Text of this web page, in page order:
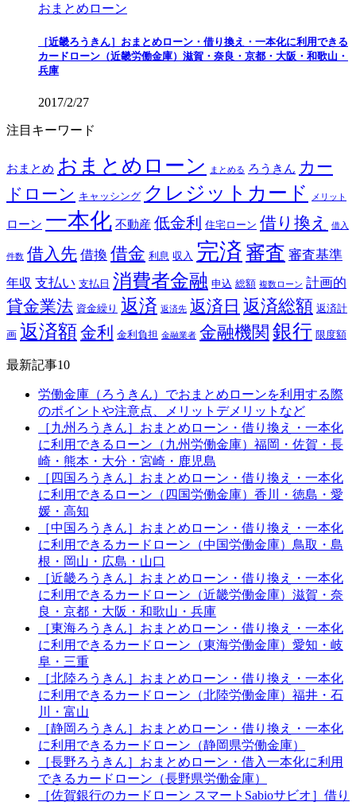
おまとめローン
［近畿ろうきん］おまとめローン・借り換え・一本化に利用できる
カードローン（近畿労働金庫）滋賀・奈良・京都・大阪・和歌山・
兵庫
2017/2/27
注目キーワード
おまとめ おまとめローン まとめる ろうきん カー
ドローン キャッシング クレジットカード メリット
ローン 一本化 不動産 低金利 住宅ローン 借り換え 借入
件数 借入先 借換 借金 利息 収入 完済 審査 審査基準
年収 支払い 支払日 消費者金融 申込 総額 複数ローン 計画的
貸金業法 資金繰り 返済 返済先 返済日 返済総額 返済計
画 返済額金利 金利負担 金融業者 金融機関 銀行 限度額
最新記事10
労働金庫（ろうきん）でおまとめローンを利用する際
のポイントや注意点、メリットデメリットなど
［九州ろうきん］おまとめローン・借り換え・一本化
に利用できるローン（九州労働金庫）福岡・佐賀・長
崎・熊本・大分・宮崎・鹿児島
［四国ろうきん］おまとめローン・借り換え・一本化
に利用できるローン（四国労働金庫）香川・徳島・愛
媛・高知
［中国ろうきん］おまとめローン・借り換え・一本化
に利用できるカードローン（中国労働金庫）鳥取・島
根・岡山・広島・山口
［近畿ろうきん］おまとめローン・借り換え・一本化
に利用できるカードローン（近畿労働金庫）滋賀・奈
良・京都・大阪・和歌山・兵庫
［東海ろうきん］おまとめローン・借り換え・一本化
に利用できるカードローン（東海労働金庫）愛知・岐
阜・三重
［北陸ろうきん］おまとめローン・借り換え・一本化
に利用できるカードローン（北陸労働金庫）福井・石
川・富山
［静岡ろうきん］おまとめローン・借り換え・一本化
に利用できるカードローン（静岡県労働金庫）
［長野ろうきん］おまとめローン・借入一本化に利用
できるカードローン（長野県労働金庫）
［佐賀銀行のカードローン スマートSabioサビオ］借り